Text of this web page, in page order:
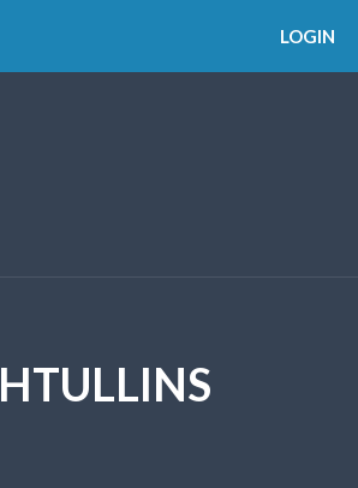
LOGIN